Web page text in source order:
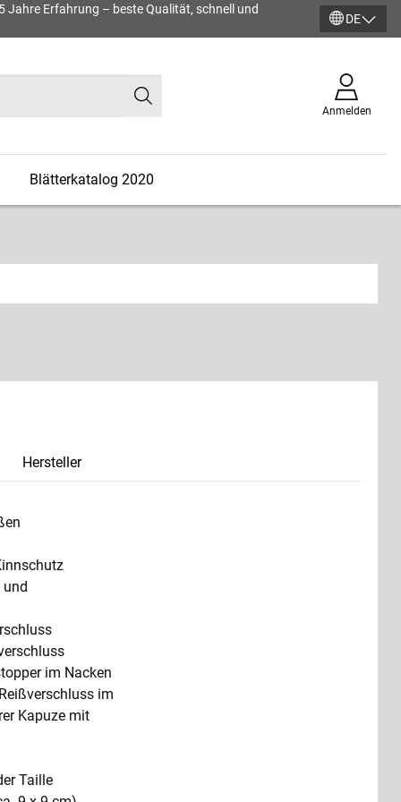
Jahre Erfahrung – beste Qualität, schnell und
DE
Anmelden
Blätterkatalog 2020
Hersteller
im Nacken
im
Kapuze mit
Taille